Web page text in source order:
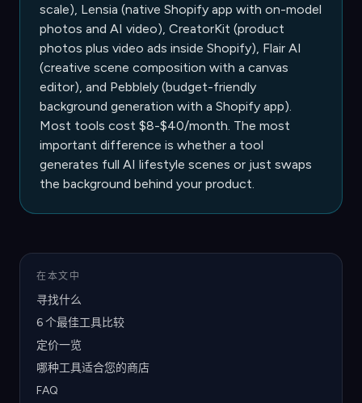
scale), Lensia (native Shopify app with on-model
photos and AI video), CreatorKit (product
photos plus video ads inside Shopify), Flair AI
(creative scene composition with a canvas
editor), and Pebblely (budget-friendly
background generation with a Shopify app).
Most tools cost $8-$40/month. The most
important difference is whether a tool
generates full AI lifestyle scenes or just swaps
the background behind your product.
在本文中
寻找什么
6 个最佳工具比较
定价一览
哪种工具适合您的商店
FAQ